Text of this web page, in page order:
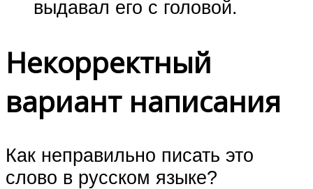
выдавал его с головой.
Некорректный
вариант написания
Как неправильно писать это
слово в русском языке?